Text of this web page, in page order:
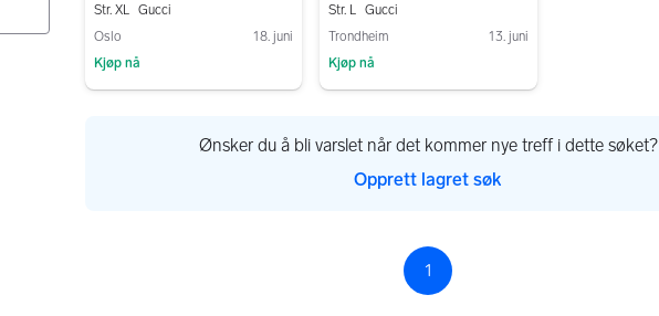
Str. XL Gucci
Oslo
18. juni
Kjøp nå
Str. L Gucci
Trondheim
13. juni
Kjøp nå
Ønsker du å bli varslet når det kommer nye treff i dette søket?
Opprett lagret søk
Sider
1